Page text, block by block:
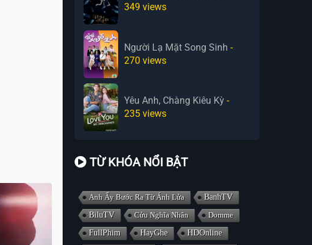
349 views
Người Lạ Mặt Song Sinh -
270 views
Yêu Anh, Chàng Kiêu Kỳ -
235 views
TỪ KHÓA NỔI BẬT
Anh Ấy Bước Ra Từ Ánh Lửa
BanhTV
BiluTV
Cửu Nghĩa Nhân
Domme
FullPhim
HayGhe
HDOnline